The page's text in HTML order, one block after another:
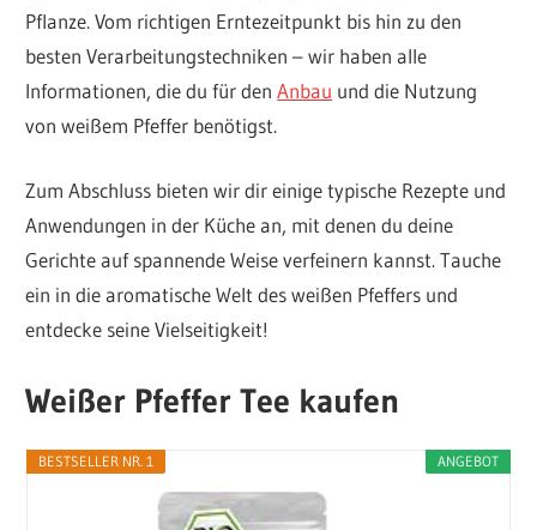
Pflanze. Vom richtigen Erntezeitpunkt bis hin zu den
besten Verarbeitungstechniken – wir haben alle
Informationen, die du für denAnbau und die Nutzung
von weißem Pfeffer benötigst.
Zum Abschluss bieten wir dir einige typische Rezepte und
Anwendungen in der Küche an, mit denen du deine
Gerichte auf spannende Weise verfeinern kannst. Tauche
ein in die aromatische Welt des weißen Pfeffers und
entdecke seine Vielseitigkeit!
Weißer Pfeffer Tee kaufen
ANGEBOT
BESTSELLER NR. 1